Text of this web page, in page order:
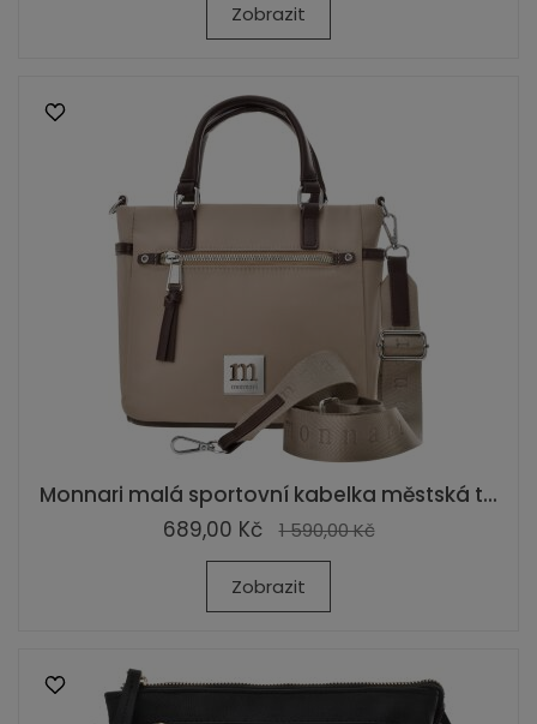
Zobrazit
Monnari malá sportovní kabelka městská t...
689,00 Kč
1 590,00 Kč
Zobrazit